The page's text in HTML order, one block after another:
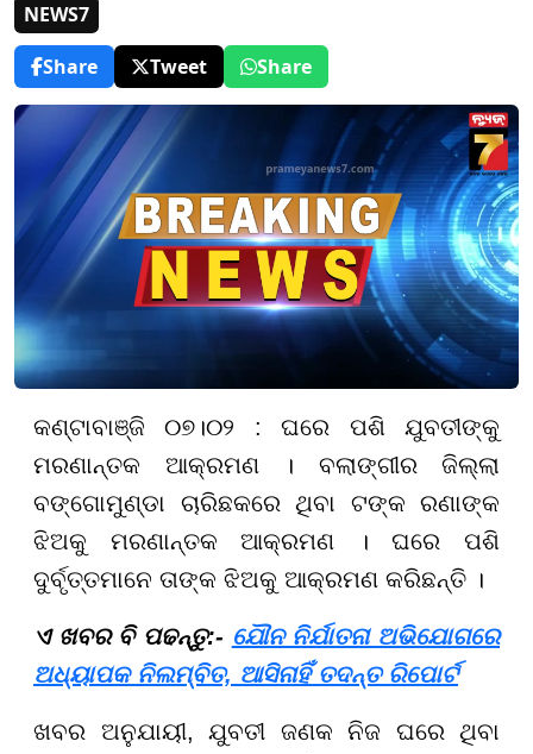
NEWS7
Share
Tweet Share
କଣ୍ଟାବାଞ୍ଜି ୦୭।୦୨ : ଘରେ ପଶି ଯୁବତୀଙ୍କୁ
ମରଣାନ୍ତକ ଆକ୍ରମଣ । ବଲାଙ୍ଗୀର ଜିଲ୍ଲା
ବଙ୍ଗୋମୁଣ୍ଡା ଚାରିଛକରେ ଥିବା ଟଙ୍କ ରଣାଙ୍କ
ଝିଅକୁ ମରଣାନ୍ତକ ଆକ୍ରମଣ । ଘରେ ପଶି
ଦୁର୍ବୃତ୍ତମାନେ ତାଙ୍କ ଝିଅକୁ ଆକ୍ରମଣ କରିଛନ୍ତି ।
ଏ ଖବର ବି ପଢନ୍ତୁ:- ଯୌନ ନିର୍ଯାତନା ଅଭିଯୋଗରେ
ଅଧ୍ୟାପକ ନିଲମ୍ବିତ, ଆସିନାହିଁ ତଦନ୍ତ ରିପୋର୍ଟ
ଖବର ଅନୁଯାୟୀ, ଯୁବତୀ ଜଣକ ନିଜ ଘରେ ଥିବା